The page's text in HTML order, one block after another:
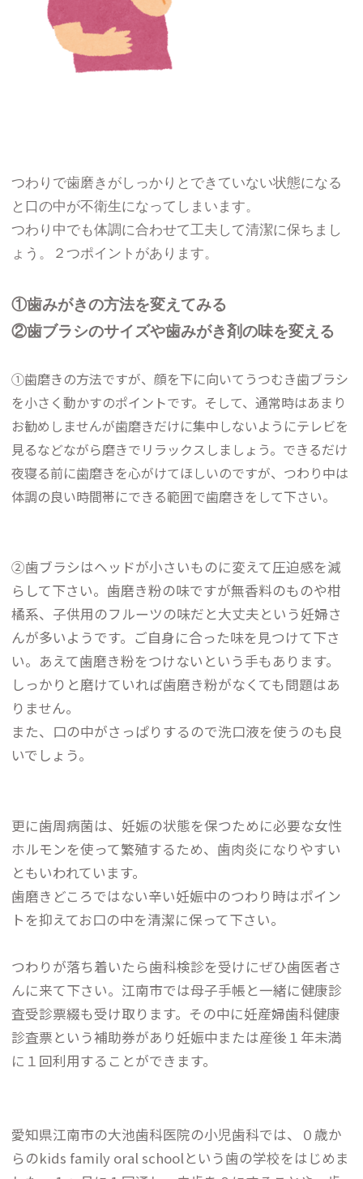
つわりで歯磨きがしっかりとできていない状態になる
と口の中が不衛生になってしまいます。
つわり中でも体調に合わせて工夫して清潔に保ちまし
ょう。２つポイントがあります。
①歯みがきの方法を変えてみる
②歯ブラシのサイズや歯みがき剤の味を変える
①歯磨きの方法ですが、顔を下に向いてうつむき歯ブラシ
を小さく動かすのポイントです。そして、通常時はあまり
お勧めしませんが歯磨きだけに集中しないようにテレビを
見るなどながら磨きでリラックスしましょう。できるだけ
夜寝る前に歯磨きを心がけてほしいのですが、つわり中は
体調の良い時間帯にできる範囲で歯磨きをして下さい。
②歯ブラシはヘッドが小さいものに変えて圧迫感を減
らして下さい。歯磨き粉の味ですが無香料のものや柑
橘系、子供用のフルーツの味だと大丈夫という妊婦さ
んが多いようです。ご自身に合った味を見つけて下さ
い。あえて歯磨き粉をつけないという手もあります。
しっかりと磨けていれば歯磨き粉がなくても問題はあ
りません。
また、口の中がさっぱりするので洗口液を使うのも良
いでしょう。
更に歯周病菌は、妊娠の状態を保つために必要な女性
ホルモンを使って繁殖するため、歯肉炎になりやすい
ともいわれています。
歯磨きどころではない辛い妊娠中のつわり時はポイン
トを抑えてお口の中を清潔に保って下さい。
つわりが落ち着いたら歯科検診を受けにぜひ歯医者さ
んに来て下さい。江南市では母子手帳と一緒に健康診
査受診票綴も受け取ります。その中に妊産婦歯科健康
診査票という補助券があり妊娠中または産後１年未満
に１回利用することができます。
愛知県江南市の大池歯科医院の小児歯科では、０歳か
らのkids family oral schoolという歯の学校をはじめま